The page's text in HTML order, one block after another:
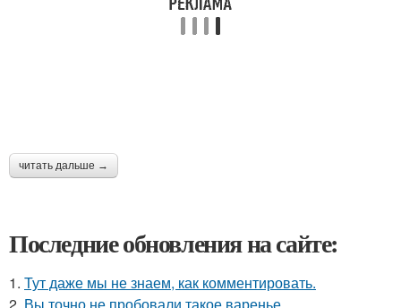
читать дальше →
Последние обновления на сайте:
1. Тут даже мы не знаем, как комментировать.